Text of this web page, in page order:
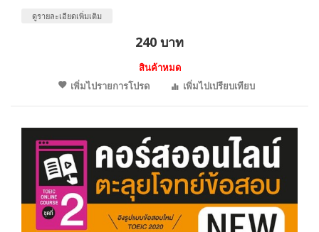
ดูรายละเอียดเพิ่มเติม
240 บาท
สินค้าหมด
เพิ่มไปรายการโปรด
เพิ่มไปเปรียบเทียบ